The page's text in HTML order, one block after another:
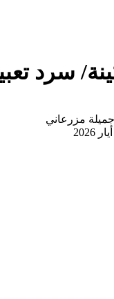
سرد
جميلة مزرعاني